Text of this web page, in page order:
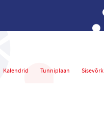
Kalendrid Tunniplaan Sisevõrk